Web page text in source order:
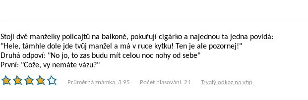
Stojí dvě manželky policajtů na balkoně, pokuřují cigárko a najednou ta jedna povídá:
"Hele, támhle dole jde tvůj manžel a má v ruce kytku! Ten je ale pozornej!"
Druhá odpoví: "No jo, to zas budu mít celou noc nohy od sebe"
První: "Cože, vy nemáte vázu?"
Průměrná známka: 3.95 Počet hlasování: 21 Trvalý odkaz na vtip